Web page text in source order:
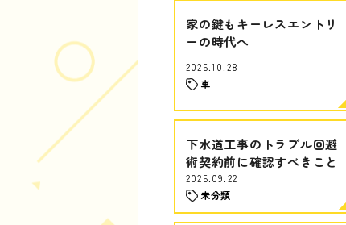
家の鍵もキーレスエントリ
ーの時代へ
2025.10.28
車
下水道工事のトラブル回避
術契約前に確認すべきこと
2025.09.22
未分類